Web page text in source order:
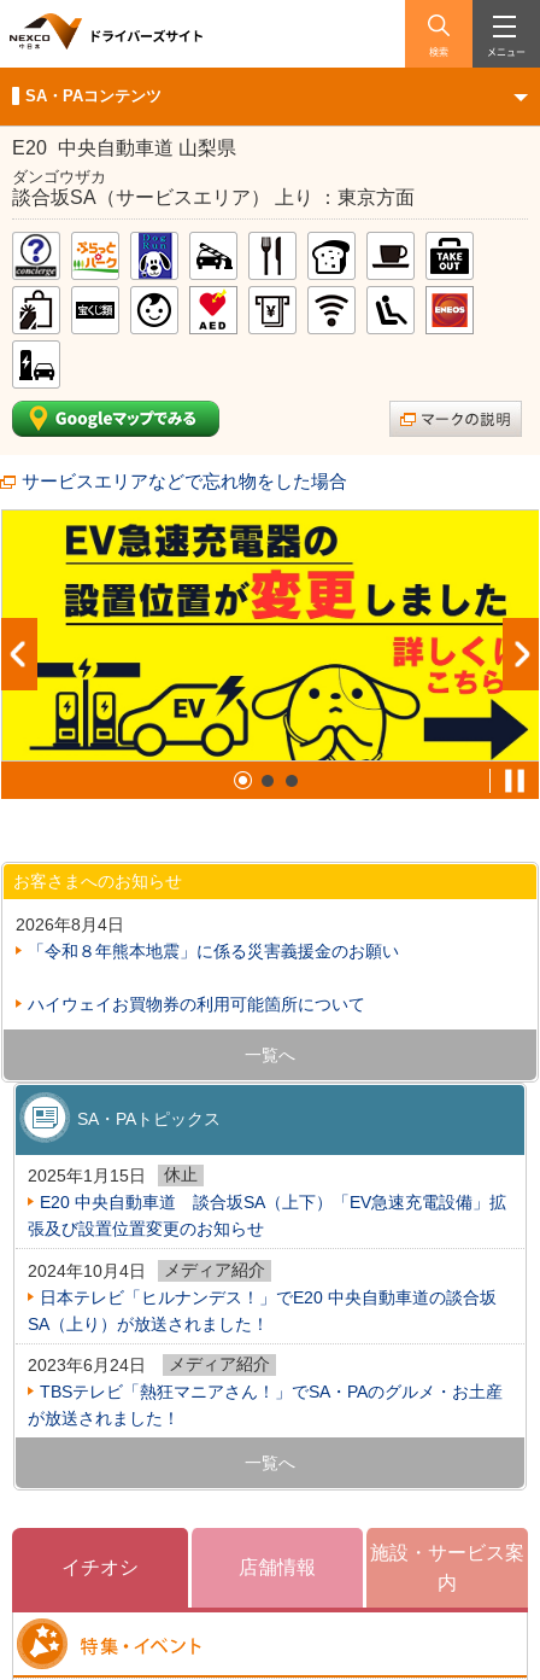
検索 メニュー
SA・PAコンテンツ
E20 中央自動車道 山梨県
ダンゴウザカ
談合坂SA（サービスエリア） 上り ：東京方面
サービスエリアなどで忘れ物をした場合
お客さまへのお知らせ
2026年8月4日
「令和８年熊本地震」に係る災害義援金のお願い
ハイウェイお買物券の利用可能箇所について
一覧へ
SA・PAトピックス
2025年1月15日
休止
E20 中央自動車道 談合坂SA（上下）「EV急速充電設備」拡
張及び設置位置変更のお知らせ
2024年10月4日
メディア紹介
日本テレビ「ヒルナンデス！」でE20 中央自動車道の談合坂
SA（上り）が放送されました！
2023年6月24日
メディア紹介
TBSテレビ「熱狂マニアさん！」でSA・PAのグルメ・お土産
が放送されました！
一覧へ
イチオシ 店舗情報
施設・サービス案
内